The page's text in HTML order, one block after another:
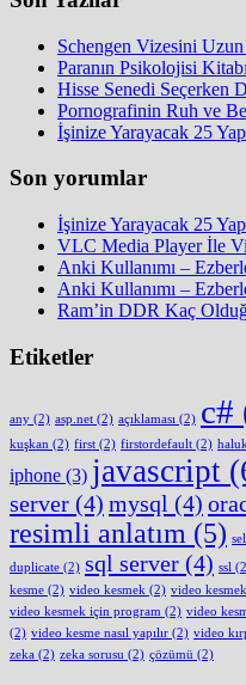
Schengen Vizesini
Paranın Psikolojisi
Hisse Senedi Seçerken
Pornografinin Ruh ve
İşinize Yarayacak 25
Son yorumlar
İşinize Yarayacak 25
VLC Media Player İle
Anki Kullanımı –
Anki Kullanımı –
Ram’in DDR Kaç
Etiketler
any (2) asp.net (2) açıklaması (2) c#
kuşkan (2) first (2) firstordefault (2)
iphone (3) javascript
server (4) mysql (4)
resimli anlatım (5)
duplicate (2) sql server (4) ssl
kesme (2) video kesmek (2) video
video kesmek için program (2) video
(2) video kesme nasıl yapılır (2) video
zeka (2) zeka sorusu (2) çözümü (2)